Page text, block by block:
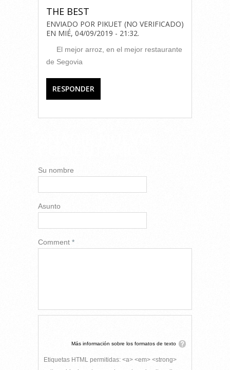
THE BEST
ENVIADO POR PIKUET (NO VERIFICADO)
EN MIÉ, 04/09/2019 - 21:32.
El mejor arroz, en el mejor restaurante
de Segovia
RESPONDER
Su nombre
Asunto
Comment *
Más información sobre los formatos de texto
Etiquetas HTML permitidas: <a> <em> <strong>